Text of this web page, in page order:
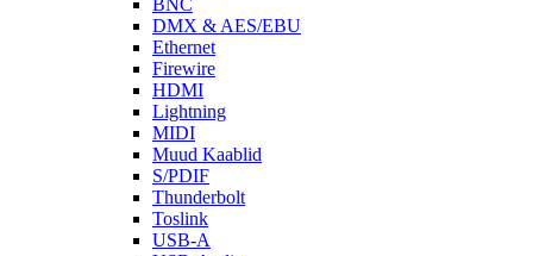
BNC
DMX & AES/EBU
Ethernet
Firewire
HDMI
Lightning
MIDI
Muud Kaablid
S/PDIF
Thunderbolt
Toslink
USB-A